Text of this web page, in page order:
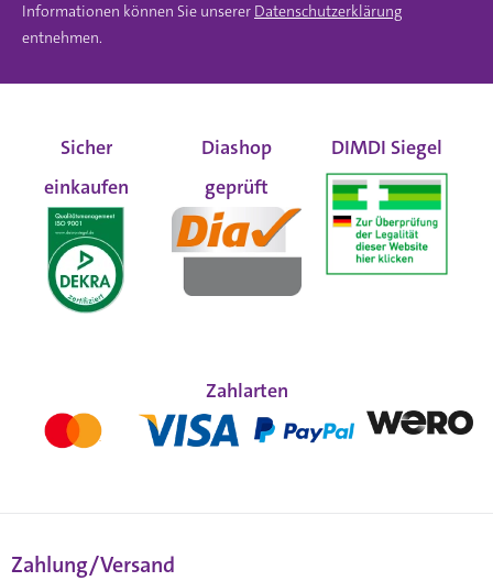
Informationen können Sie unserer Datenschutzerklärung
entnehmen.
Sicher
einkaufen
Diashop
geprüft
DIMDI Siegel
Zahlarten
Zahlung/Versand